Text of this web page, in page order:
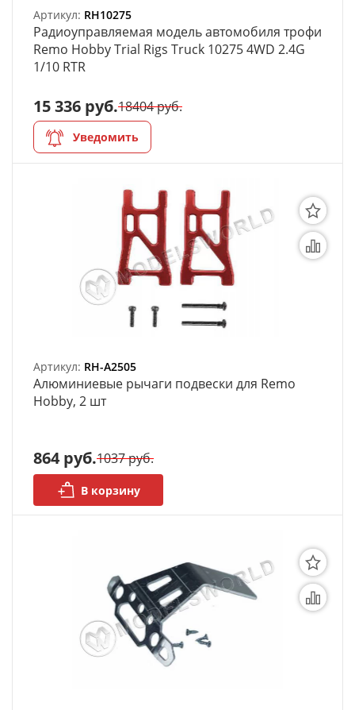
моделей
Деревянные 3D модели
Деревянные шкатулки
Инструмент
Новогодние изделия
Дерево БАЛЬЗА и
Авиационная фанера
Модели из ФП смолы
АРХИВ
Артикул: RH10275
Радиоуправляемая модель автомобиля трофи
Remo Hobby Trial Rigs Truck 10275 4WD 2.4G
1/10 RTR
15 336 руб.18404 руб.
Уведомить
Артикул: RH-A2505
Алюминиевые рычаги подвески для Remo
Hobby, 2 шт
864 руб.1037 руб.
В корзину